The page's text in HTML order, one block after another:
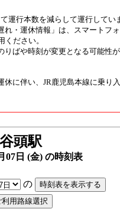
運行本数を減らして運行してい
・運休情報」は、スマートフ
ください。
ばや時刻が変更となる可能性
休に伴い、JR鹿児島本線に乗り
谷頭駅
07日 (金) の時刻表
の